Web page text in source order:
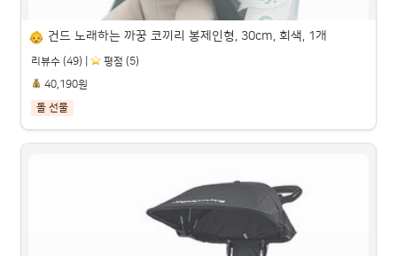
건드 노래하는 까꿍 코끼리 봉제인형, 30cm, 회색, 1개
파트너스 활동을 통해 일정액의 수수료를 제공받을 수 있습니다.
건드 노래하는 까꿍 코끼리 봉제인형, 30cm, 회색, 1개
리뷰수 (49) |
️ 평점 (5)
40,190원
돌 선물